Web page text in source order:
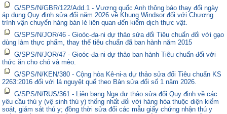
G/SPS/N/GBR/122/Add.1 - Vương quốc Anh thông báo thay đổi ngày
áp dụng Quy định sửa đổi năm 2026 về Khung Windsor đối với Chương
trình vận chuyển hàng bán lẻ liên quan đến kiểm dịch thực vật.
G/SPS/N/JOR/46 - Gioóc-đa-ni dự thảo sửa đổi Tiêu chuẩn đối với gạo
dùng làm thực phẩm, thay thế tiêu chuẩn đã ban hành năm 2015
G/SPS/N/JOR/47 - Gioóc-đa-ni dự thảo ban hành Tiêu chuẩn đối với
thức ăn cho chó và mèo.
G/SPS/N/KEN/380 - Cộng hòa Kê-ni-a dự thảo sửa đổi Tiêu chuẩn KS
2263:2016 đối với lá nguyệt quế theo Bản sửa đổi số 1 năm 2026.
G/SPS/N/RUS/361 - Liên bang Nga dự thảo sửa đổi Quy định về các
yêu cầu thú y (vệ sinh thú y) thống nhất đối với hàng hóa thuộc diện kiểm
soát, giám sát thú y; đồng thời sửa đổi các mẫu giấy chứng nhận thú y